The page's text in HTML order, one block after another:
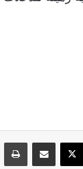
‫X مشاركة عبر البريد